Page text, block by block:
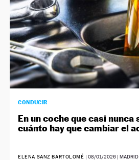
CONDUCIR
En un coche que casi nunca
cuánto hay que cambiar el
ELENA SANZ BARTOLOMÉ | 08/01/2026| MADRID